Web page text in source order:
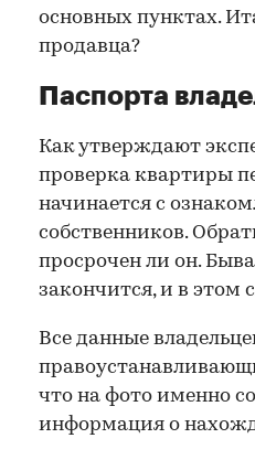
основных пунктах.
продавца?
Паспорта
Как утверждают
проверка квартиры
начинается с
собственников.
просрочен ли он.
закончится, и в этом
Все данные
что на фото именно
информация о